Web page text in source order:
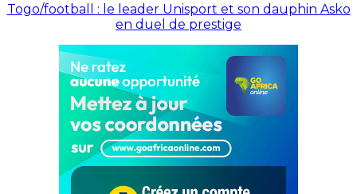
Togo/football : le leader Unisport et son dauphin Asko
en duel de prestige